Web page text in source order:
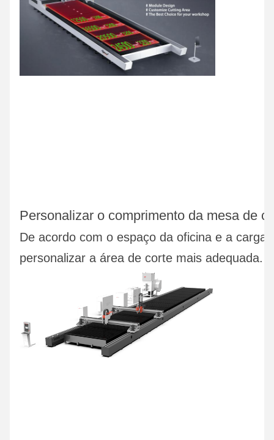
Personalizar o comprimento da mesa de
De acordo com o espaço da oficina e a carga
personalizar a área de corte mais adequada.